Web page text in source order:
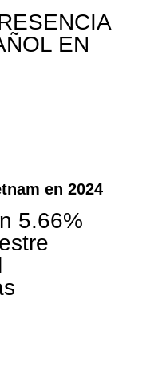
EN
5.66%